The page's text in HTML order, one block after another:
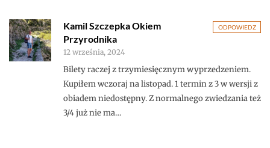
ODPOWIEDZ
Kamil Szczepka Okiem
Przyrodnika
12 września, 2024
Bilety raczej z trzymiesięcznym wyprzedzeniem.
Kupiłem wczoraj na listopad. 1 termin z 3 w wersji z
obiadem niedostępny. Z normalnego zwiedzania też
3/4 już nie ma…